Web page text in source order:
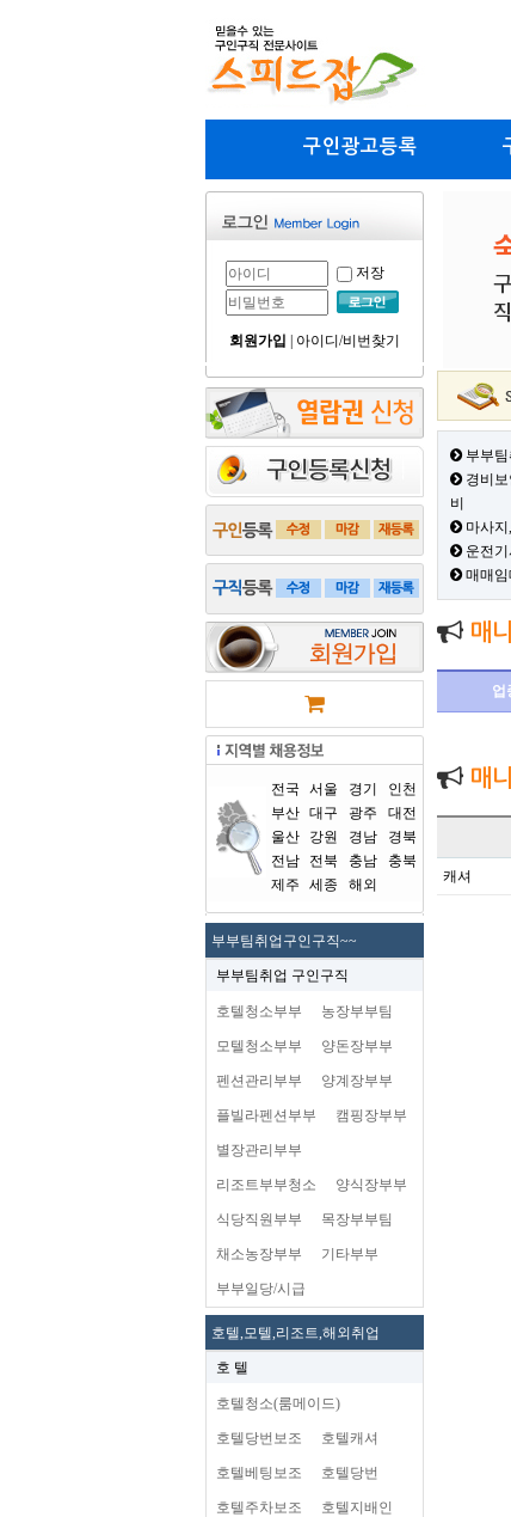
구인광고등록
저장
회원가입 아이디/비번찾기
전국 서울 경기
인천
부산 대구 광주
대전
울산
강원 경남
경북
전남
전북 충남
충북
제주
세종 해외
부부팀취업구인구직~~
부부팀취업 구인구직
호텔청소부부 농장부부팀
모텔청소부부 양돈장부부
펜션관리부부 양계장부부
플빌라펜션부부 캠핑장부부
별장관리부부
리조트부부청소 양식장부부
식당직원부부 목장부부팀
채소농장부부 기타부부
부부일당/시급
호텔,모텔,리조트,해외취업
호 텔
호텔청소(룸메이드)
호텔당번보조 호텔캐셔
호텔베팅보조 호텔당번
호텔주차보조 호텔지배인
부부팀
경비보
비
마사지
운전기
매매임
매
업
매
캐셔